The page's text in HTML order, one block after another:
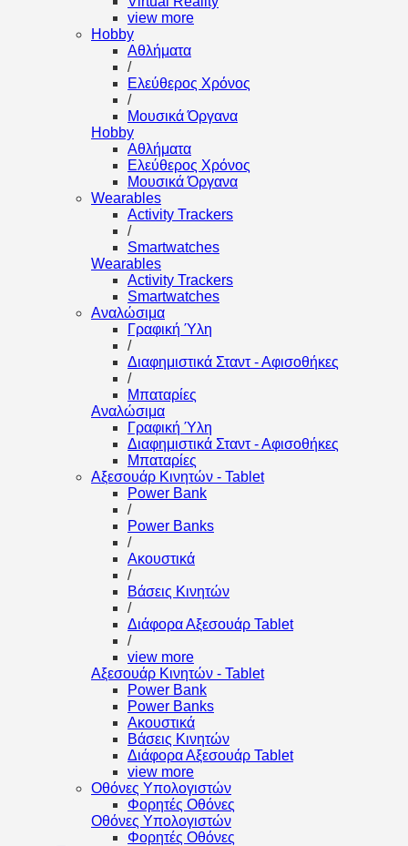
view more
Hobby
Αθλήματα
/
Ελεύθερος Χρόνος
/
Μουσικά Όργανα
Hobby
Αθλήματα
Ελεύθερος Χρόνος
Μουσικά Όργανα
Wearables
Activity Trackers
/
Smartwatches
Wearables
Activity Trackers
Smartwatches
Αναλώσιμα
Γραφική Ύλη
/
Διαφημιστικά Σταντ - Αφισοθήκες
/
Μπαταρίες
Αναλώσιμα
Γραφική Ύλη
Διαφημιστικά Σταντ - Αφισοθήκες
Μπαταρίες
Αξεσουάρ Κινητών - Tablet
Power Bank
/
Power Banks
/
Ακουστικά
/
Βάσεις Κινητών
/
Διάφορα Αξεσουάρ Tablet
/
view more
Αξεσουάρ Κινητών - Tablet
Power Bank
Power Banks
Ακουστικά
Βάσεις Κινητών
Διάφορα Αξεσουάρ Tablet
view more
Οθόνες Υπολογιστών
Φορητές Οθόνες
Οθόνες Υπολογιστών
Φορητές Οθόνες